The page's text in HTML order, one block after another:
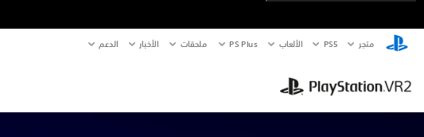
متجر PS5‏ الألعاب PS Plus ملحقات الأخبار الدعم